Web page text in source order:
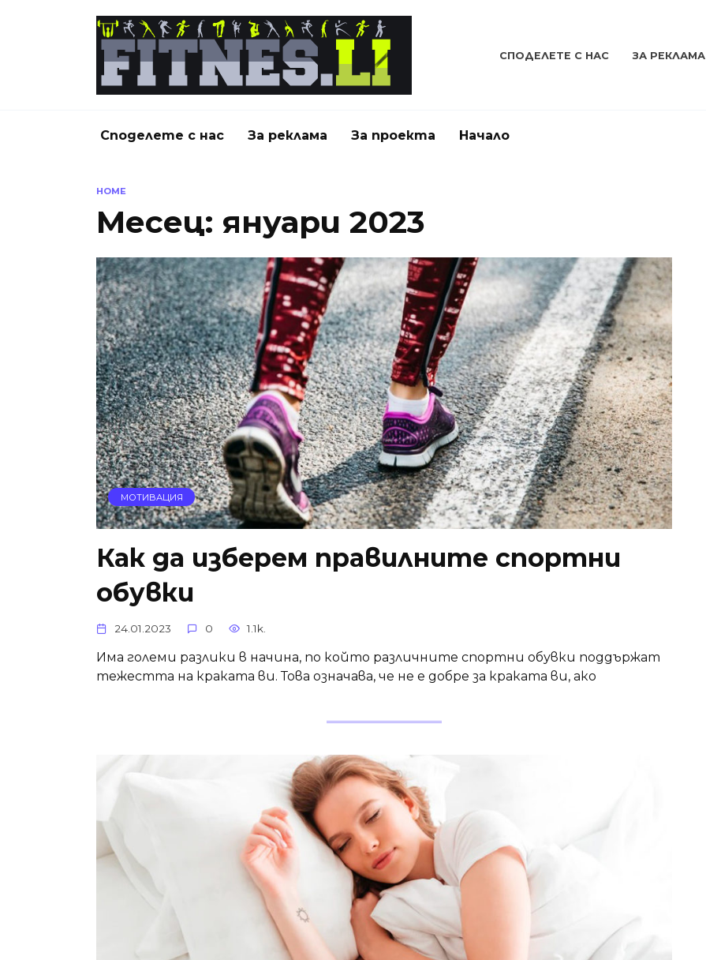
СПОДЕЛЕТЕ С НАС ЗА РЕКЛАМА
Споделете с нас За реклама За проекта Начало
HOME
Месец: януари 2023
МОТИВАЦИЯ
Как да изберем правилните спортни
обувки
24.01.2023 0 1.1k.
Има големи разлики в начина, по който различните спортни обувки поддържат
тежестта на краката ви. Това означава, че не е добре за краката ви, ако